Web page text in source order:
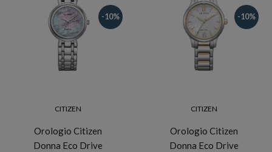
-10%
CITIZEN
Orologio Citizen
Donna Eco Drive
-10%
CITIZEN
Orologio Citizen
Donna Eco Drive